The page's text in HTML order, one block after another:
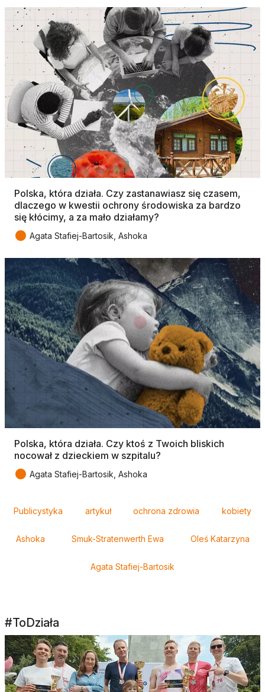
Polska, która działa. Czy zastanawiasz się czasem,
dlaczego w kwestii ochrony środowiska za bardzo
się kłócimy, a za mało działamy?
● Agata Stafiej-Bartosik, Ashoka
Polska, która działa. Czy ktoś z Twoich bliskich
nocował z dzieckiem w szpitalu?
● Agata Stafiej-Bartosik, Ashoka
Publicystyka artykuł ochrona zdrowia kobiety
Ashoka Smuk-Stratenwerth Ewa Oleś Katarzyna
Agata Stafiej-Bartosik
#ToDziała